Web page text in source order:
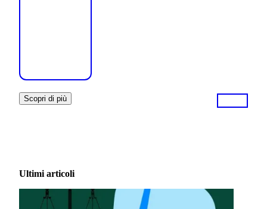
Scopri di più
Ultimi articoli